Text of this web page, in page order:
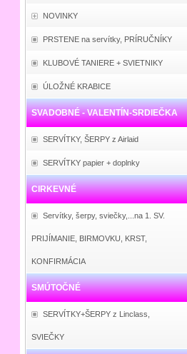
NOVINKY
PRSTENE na servítky, PRÍRUČNÍKY
KLUBOVÉ TANIERE + SVIETNIKY
ÚLOŽNÉ KRABICE
SVADOBNÉ - VALENTÍN-SRDIEČKA
SERVÍTKY, ŠERPY z Airlaid
SERVÍTKY papier + doplnky
CIRKEVNÉ
Servítky, šerpy, sviečky,...na 1. SV.
PRIJÍMANIE, BIRMOVKU, KRST,
KONFIRMÁCIA
SMÚTOČNÉ
SERVÍTKY+ŠERPY z Linclass,
SVIEČKY